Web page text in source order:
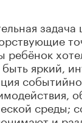
ребёнок
яркий,
среды;